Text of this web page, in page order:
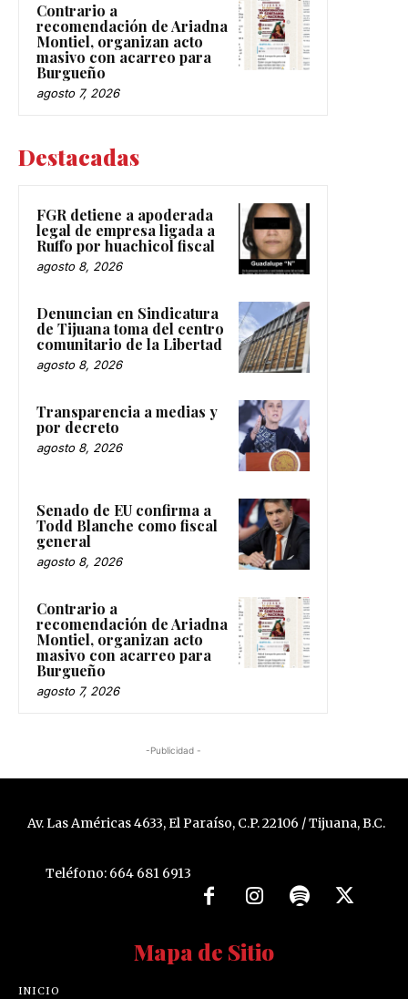
Contrario a
recomendación de Ariadna
Montiel, organizan acto
masivo con acarreo para
Burgueño
agosto 7, 2026
Destacadas
FGR detiene a apoderada
legal de empresa ligada a
Ruffo por huachicol fiscal
agosto 8, 2026
Denuncian en Sindicatura
de Tijuana toma del centro
comunitario de la Libertad
agosto 8, 2026
Transparencia a medias y
por decreto
agosto 8, 2026
Senado de EU confirma a
Todd Blanche como fiscal
general
agosto 8, 2026
Contrario a
recomendación de Ariadna
Montiel, organizan acto
masivo con acarreo para
Burgueño
agosto 7, 2026
-Publicidad -
Av. Las Américas 4633, El Paraíso, C.P. 22106 / Tijuana, B.C.
Teléfono: 664 681 6913
Mapa de Sitio
INICIO